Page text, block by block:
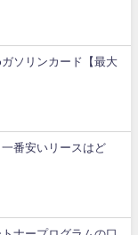
ソリンカード【最大
番安いリースはど